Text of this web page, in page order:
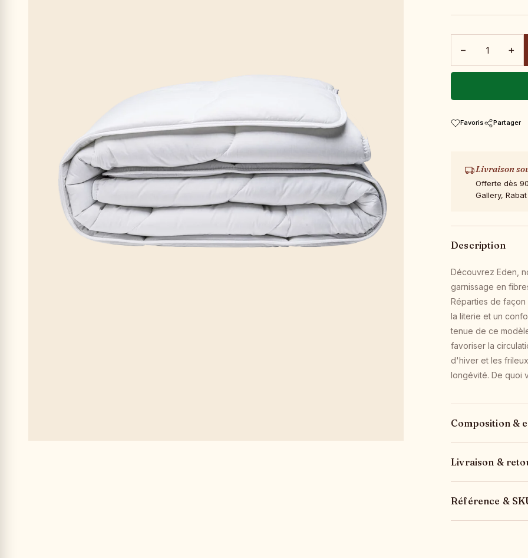
− +
Favoris Partager
Livraison
Offerte dès
Gallery, Rabat
Description
Découvrez Eden,
garnissage en
Réparties de
la literie et un
tenue de ce
favoriser la
d'hiver et les
longévité. De quoi
Composition &
Livraison &
Référence &